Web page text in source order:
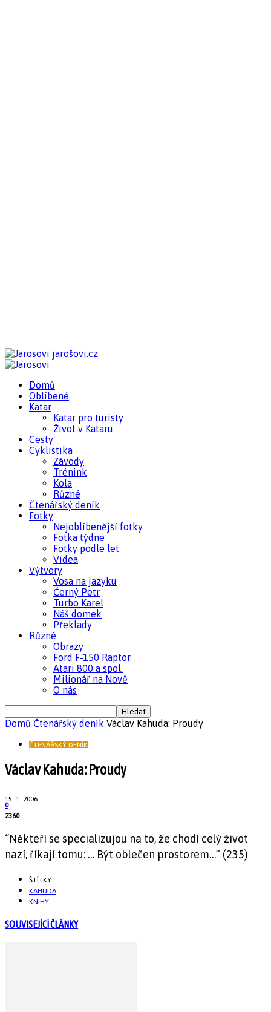
jarošovi.cz
Domů
Oblíbené
Katar
Katar pro turisty
Život v Kataru
Cesty
Cyklistika
Závody
Trénink
Kola
Různé
Čtenářský deník
Fotky
Nejoblíbenější fotky
Fotka týdne
Fotky podle let
Videa
Výtvory
Vosa na jazyku
Černý Petr
Turbo Karel
Náš domek
Překlady
Různé
Obrazy
Ford F-150 Raptor
Atari 800 a spol.
Milionář na Nově
O nás
Domů Čtenářský deník Václav Kahuda: Proudy
ČTENÁŘSKÝ DENÍK
Václav Kahuda: Proudy
15. 1. 2006
0
2360
“Někteří se specializujou na to, že chodí celý život
nazí, říkají tomu: … Být oblečen prostorem…” (235)
ŠTÍTKY
KAHUDA
KNIHY
SOUVISEJÍCÍ ČLÁNKY